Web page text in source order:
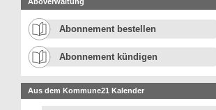
Abonnement bestellen
Abonnement kündigen
Aus dem Kommune21 Kalender